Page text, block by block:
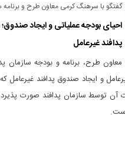
گفتگو با سرهنگ کرمی معاون طرح و برنامه
احیای بودجه عملیاتی و ایجاد
پدافند غیرعامل
معاون طرح، برنامه و بودجه سازمان
و ایجاد صندوق پدافند
آن توسط سازمان پدافند صورت